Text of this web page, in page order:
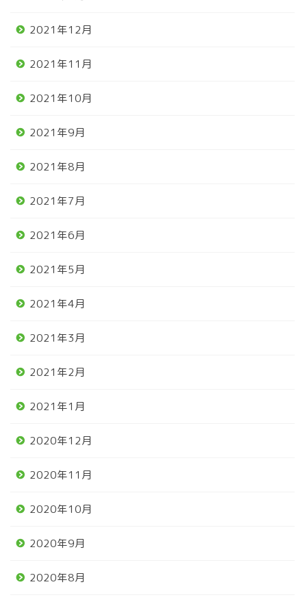
2021年12月
2021年11月
2021年10月
2021年9月
2021年8月
2021年7月
2021年6月
2021年5月
2021年4月
2021年3月
2021年2月
2021年1月
2020年12月
2020年11月
2020年10月
2020年9月
2020年8月